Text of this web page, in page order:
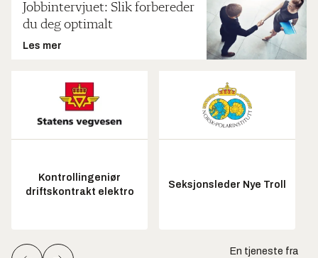
Jobbintervjuet: Slik forbereder
du deg optimalt
Les mer
Kontrollingeniør
driftskontrakt elektro
Seksjonsleder Nye Troll
En tjeneste fra